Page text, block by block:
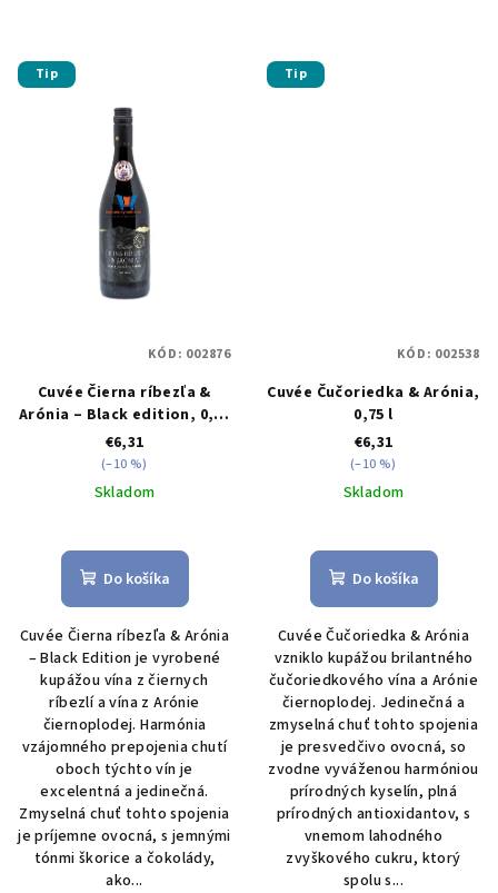
Tip
Cuvée Čierna ríbezľa &
Arónia – Black edition, 0,75
€6,31
(–10 %)
Skladom
Do košíka
Cuvée Čierna ríbezľa & Arónia
– Black Edition je vyrobené
kupážou vína z čiernych
ríbezlí a vína z Arónie
čiernoplodej. Harmónia
vzájomného prepojenia chutí
oboch týchto vín je
excelentná a jedinečná.
Zmyselná chuť tohto spojenia
je príjemne ovocná, s jemnými
tónmi škorice a čokolády,
ako...
KÓD: 002876
Tip
Cuvée Čučoriedka & Arónia,
0,75 l
€6,31
(–10 %)
Skladom
hodnotenie
produktu
z
5
hviezdičiek.
Do košíka
Cuvée Čučoriedka & Arónia
vzniklo kupážou brilantného
čučoriedkového vína a Arónie
čiernoplodej. Jedinečná a
zmyselná chuť tohto spojenia
je presvedčivo ovocná, so
zvodne vyváženou harmóniou
prírodných kyselín, plná
prírodných antioxidantov, s
vnemom lahodného
zvyškového cukru, ktorý
spolu s...
KÓD: 002538